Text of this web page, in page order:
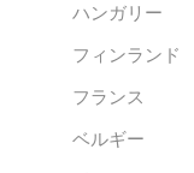
ハンガリー
フィンランド
フランス
ベルギー